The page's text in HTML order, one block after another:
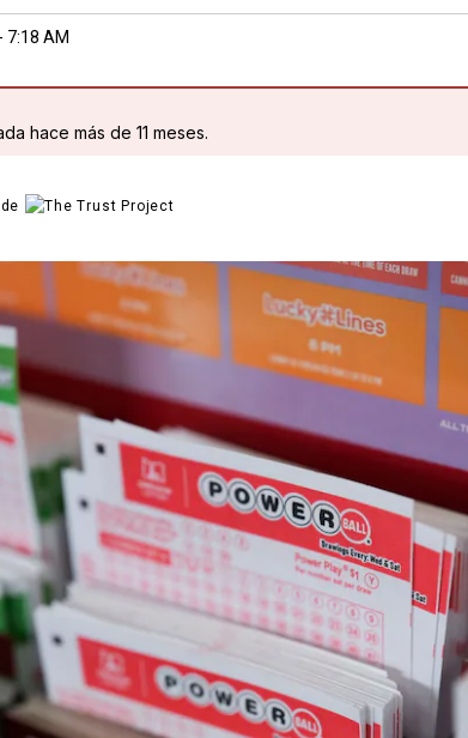
7:18 AM
hace más de 11 meses.